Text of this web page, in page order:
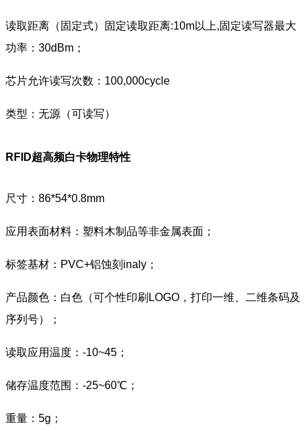
读取距离（固定式）固定读取距离:10m以上,固定读写器最大
功率：30dBm；
芯片允许读写次数：100,000cycle
类型：无源（可读写）
RFID超高频白卡物理特性
尺寸：86*54*0.8mm
应用表面材料：塑料木制品等非金属表面；
标签基材：PVC+铝蚀刻inaly；
产品颜色：白色（可个性印刷LOGO，打印一维、二维条码及
序列号）；
读取应用温度：-10~45；
储存温度范围：-25~60℃；
重量：5g；